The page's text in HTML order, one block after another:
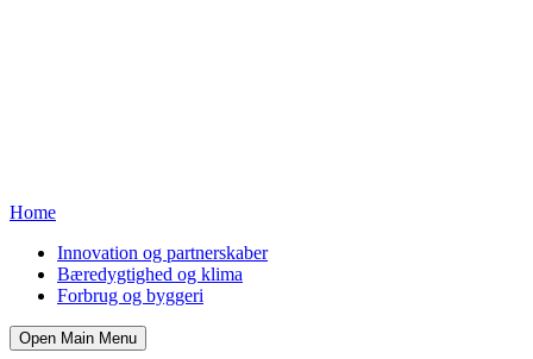
Home
Innovation og partnerskaber
Bæredygtighed og klima
Forbrug og byggeri
Open Main Menu